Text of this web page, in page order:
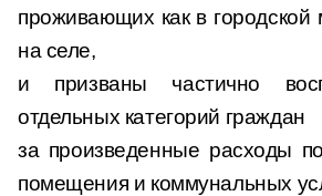
проживающих как в городской
на селе,
и призваны частично
отдельных категорий граждан
за произведенные расходы
помещения и коммунальных